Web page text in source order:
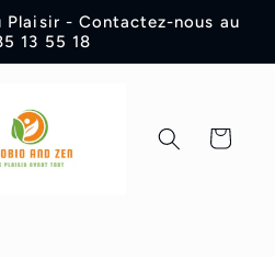
Plaisir - Contactez-nous au
13 55 18
Carrello